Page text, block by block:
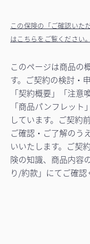
この保険の「ご確認いた
はこちらをご覧ください。
このページは商品の
す。ご契約の検討・
「契約概要」「注意
「商品パンフレッ
しています。ご契約
ご確認・ご了解のう
いいたします。ご契
険の知識、商品内容
り/約款」にてご確認